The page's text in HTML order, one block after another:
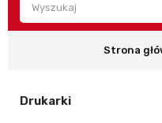
Strona
Drukarki